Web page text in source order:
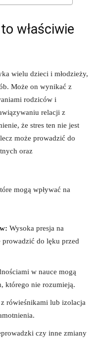
właściwie
wielu ⁤dzieci i młodzieży,
Może on wynikać z
rodziców i
relacji z
że stres ​ten nie jest
może prowadzić do
oraz
mogą wpływać⁣ na
Wysoka presja na
do lęku przed
w nauce mogą
którego nie rozumieją.
rówieśnikami lub ‌izolacja
czy inne zmiany